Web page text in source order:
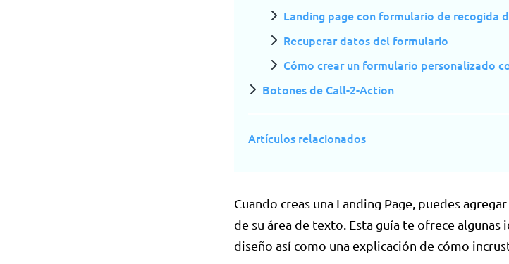
Landing page con formulario de recogida
Recuperar datos del formulario
Cómo crear un formulario personalizado
Botones de Call-2-Action
Artículos relacionados
Cuando creas una Landing Page, puedes
de su área de texto. Esta guía te ofrece
diseño así como una explicación de cómo